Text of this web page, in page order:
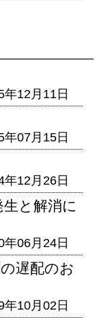
年12月11日
年07月15日
年12月26日
と解消に
年06月24日
遅配のお
年10月02日